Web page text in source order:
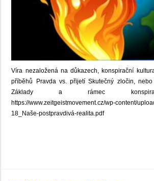
Víra nezaložená na důkazech, konspirační
příběhů Pravda vs. přijetí Skutečný zločin,
Základy a rámec
https://www.zeitgeistmovement.cz/wp-content/
18_Naše-postpravdivá-realita.pdf